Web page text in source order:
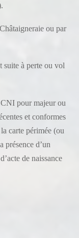
ou par
suite à perte ou vol
pour majeur ou
et conformes
carte périmée (ou
présence d’un
de naissance